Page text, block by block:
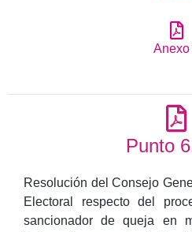
Anexo
Punto
Resolución del Consejo
Electoral respecto del
sancionador de queja en